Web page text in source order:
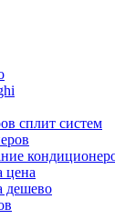
сплит систем
цена
дешево